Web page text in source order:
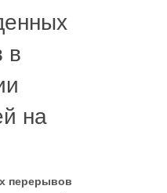
в
на
перерывов